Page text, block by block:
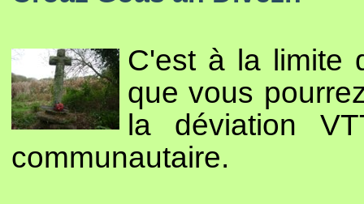
C'est à la limite
que vous
la déviation
communautaire.